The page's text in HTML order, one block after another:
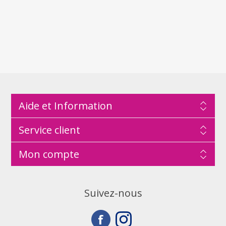
Aide et Information
Service client
Mon compte
Suivez-nous